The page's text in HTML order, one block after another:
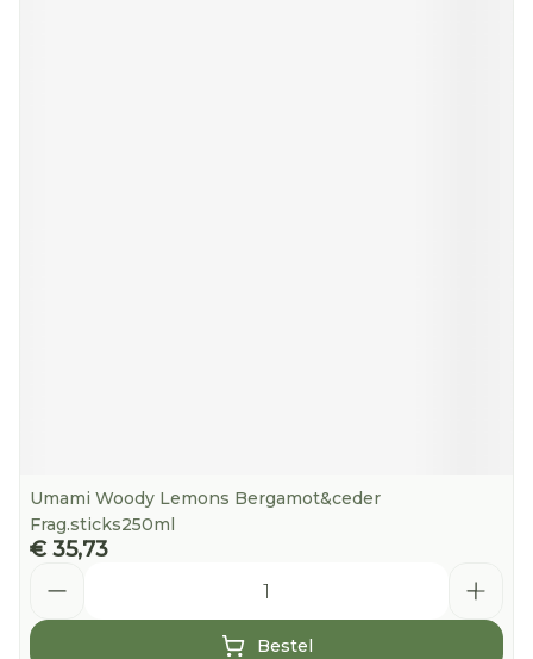
Umami Woody Lemons Bergamot&ceder
Frag.sticks250ml
€ 35,73
Bestel